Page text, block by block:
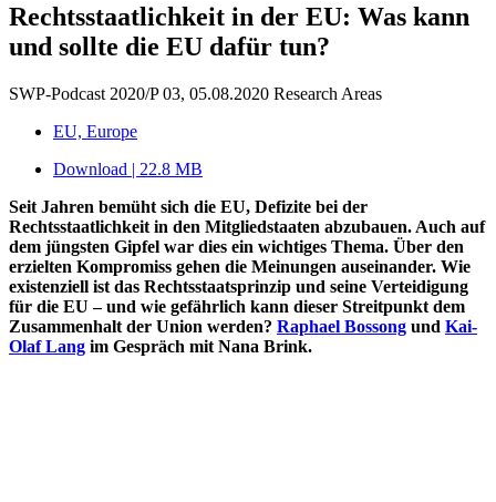
Rechtsstaatlichkeit in der EU: Was kann
und sollte die EU dafür tun?
SWP-Podcast 2020/P 03, 05.08.2020 Research Areas
EU, Europe
Download | 22.8 MB
Seit Jahren bemüht sich die EU, Defizite bei der
Rechtsstaatlichkeit in den Mitgliedstaaten abzubauen. Auch auf
dem jüngsten Gipfel war dies ein wichtiges Thema. Über den
erzielten Kompromiss gehen die Meinungen auseinander. Wie
existenziell ist das Rechtsstaatsprinzip und seine Verteidigung
für die EU – und wie gefährlich kann dieser Streitpunkt dem
Zusammenhalt der Union werden? Raphael Bossong und Kai-
Olaf Lang im Gespräch mit Nana Brink.